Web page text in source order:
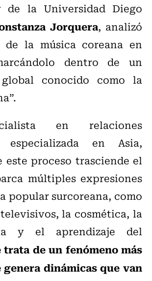
de la Universidad Diego
Jorquera, analizó
la música coreana en
dentro de un
conocido como la
en relaciones
especializada en Asia,
este proceso trasciende el
múltiples expresiones
popular surcoreana, como
la cosmética, la
y el aprendizaje del
trata de un fenómeno más
dinámicas que van